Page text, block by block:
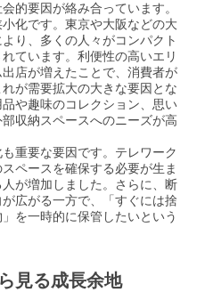
的要因が絡み合っています。
化です。東京や大阪などの大
り、多くの人々がコンパクト
ています。利便性の高いエリ
店が増えたことで、消費者が
が需要拡大の大きな要因とな
や趣味のコレクション、思い
収納スペースへのニーズが高
重要な要因です。テレワーク
ペースを確保する必要が生ま
が増加しました。さらに、断
広がる一方で、「すぐには捨
を一時的に保管したいという
見る成長余地